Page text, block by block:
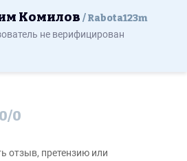
Комилов Rabota123m
не верифицирован
0/0
отзыв, претензию или